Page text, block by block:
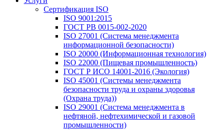
Сертификация ISO
ISO 9001:2015
ГОСТ РВ 0015-002-2020
ISO 27001 (Система менеджмента
информационной безопасности)
ISO 20000 (Информационная технология)
ISO 22000 (Пищевая промышленность)
ГОСТ Р ИСО 14001-2016 (Экология)
ISO 45001 (Системы менеджмента
безопасности труда и охраны здоровья
(Охрана труда))
ISO 29001 (Система менеджмента в
нефтяной, нефтехимической и газовой
промышленности)